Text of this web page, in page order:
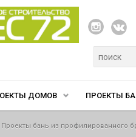
Форма
ДОМОВ ПРОЕКТЫ
Проекты бань из профилированного